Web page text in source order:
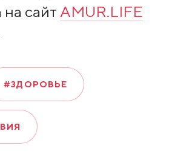
сайт AMUR.LIFE
#ЗДОРОВЬЕ